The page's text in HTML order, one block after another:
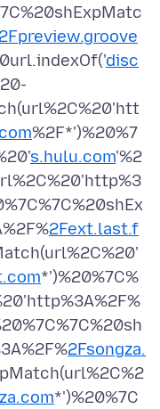
2Fpreview.groove
disc
%2F*')%20%7
s.hulu.com'%2
2Fext.last.f
*')%20%7C%
2Fsongza.
*')%20%7C